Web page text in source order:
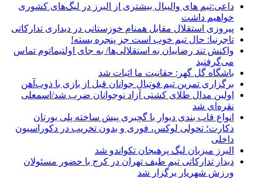
داعی:تیم های والیبال بیشتری از البرز در لیگ‌های کشوری
خواهیم داشت
پیروزی استقلال مقابل همنام خوزستانی در دیداری تدارکاتی
تاجرنیا: حال تیم خوب است جز پنجره بسته!
واکنش تند رضاییان به استقلالی‌ها/ به جای اولتیماتوم تماس
می‌گرفتید
باشگاه گل گهر: حقانیت ما اثبات شد
برگزاری تمرین تیم فوتبال جوانان قبل از بازی با ذوب‌آهن
اولین مدال طلای کشتی آزاد نوجوانان ضرب شد/اسمعلی
نقره‌ای شد
انواع قاب بندی دیوار با گچبری پیش ساخته پلی یورتان
دکارت؛ تحولی لوکس، فوری و بدون تخریب در دکوراسیون
داخلی
البرز میزبان لیگ پرهیجان تکواندو شد
دیدار تدارکاتی تیم طیف تهران در کرج با حضور مسئولان
ورزش شهریار برگزار شد